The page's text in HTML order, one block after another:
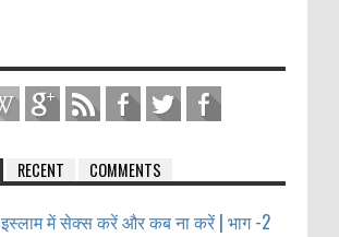
RECENT COMMENTS
इस्लाम में सेक्स करें और कब ना करें | भाग -2